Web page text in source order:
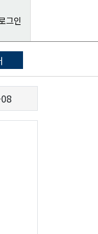
그인